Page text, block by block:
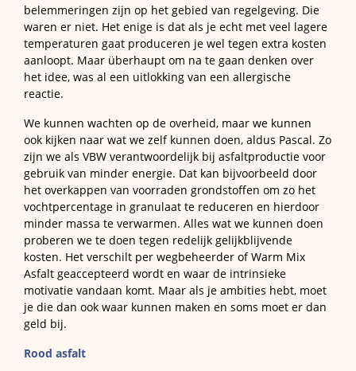
belemmeringen zijn op het gebied van regelgeving. Die
waren er niet. Het enige is dat als je echt met veel lagere
temperaturen gaat produceren je wel tegen extra kosten
aanloopt. Maar überhaupt om na te gaan denken over
het idee, was al een uitlokking van een allergische
reactie.
We kunnen wachten op de overheid, maar we kunnen
ook kijken naar wat we zelf kunnen doen, aldus Pascal. Zo
zijn we als VBW verantwoordelijk bij asfaltproductie voor
gebruik van minder energie. Dat kan bijvoorbeeld door
het overkappen van voorraden grondstoffen om zo het
vochtpercentage in granulaat te reduceren en hierdoor
minder massa te verwarmen. Alles wat we kunnen doen
proberen we te doen tegen redelijk gelijkblijvende
kosten. Het verschilt per wegbeheerder of Warm Mix
Asfalt geaccepteerd wordt en waar de intrinsieke
motivatie vandaan komt. Maar als je ambities hebt, moet
je die dan ook waar kunnen maken en soms moet er dan
geld bij.
Rood asfalt